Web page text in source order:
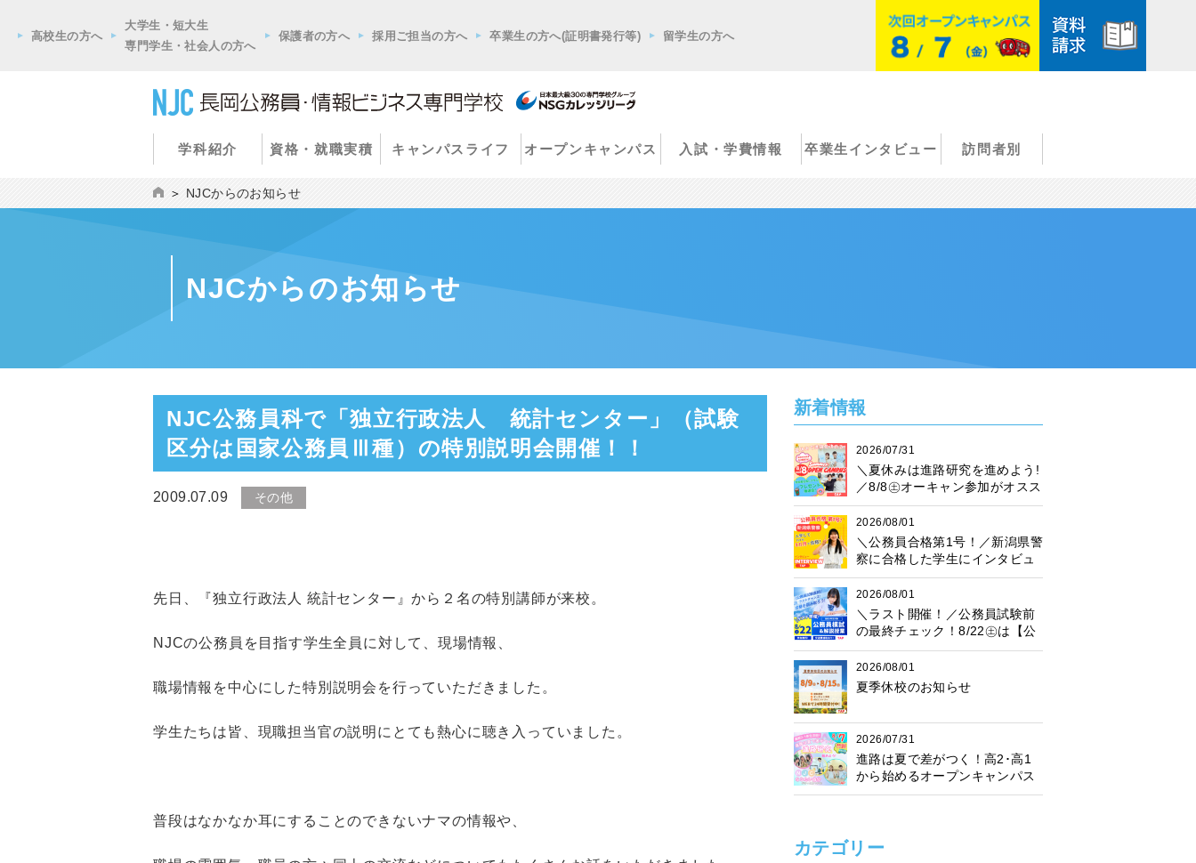
高校生の方へ
大学生・短大生
専門学生・社会人の方へ
保護者の方へ 採用ご担当の方へ 卒業生の方へ(証明書発行等) 留学生の方へ
学科紹介 資格・就職実積 キャンパスライフ オープンキャンパス 入試・学費情報 卒業生インタビュー 訪問者別
NJCからのお知らせ
NJCからのお知らせ
NJC公務員科で「独立行政法人 統計センター」（試験
区分は国家公務員Ⅲ種）の特別説明会開催！！
2009.07.09 その他
先日、『独立行政法人 統計センター』から２名の特別講師が来校。
NJCの公務員を目指す学生全員に対して、現場情報、
職場情報を中心にした特別説明会を行っていただきました。
学生たちは皆、現職担当官の説明にとても熱心に聴き入っていました。
普段はなかなか耳にすることのできないナマの情報や、
新着情報
2026/07/31
＼夏休みは進路研究を進めよう!
／8/8㊏オーキャン参加がオスス
メ♪プレゼント抽選会も開催中！
2026/08/01
＼公務員合格第1号！／新潟県警
察に合格した学生にインタビュ
ー！
2026/08/01
＼ラスト開催！／公務員試験前
の最終チェック！8/22㊏は【公
務員模試】に参加しよう♪
2026/08/01
夏季休校のお知らせ
2026/07/31
進路は夏で差がつく！高2･高1
から始めるオープンキャンパス
カテゴリー